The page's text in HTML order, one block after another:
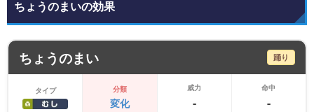
ちょうのまいの効果
ちょうのまい 踊り
タイプ 分類
変化
威力
-
命中
-